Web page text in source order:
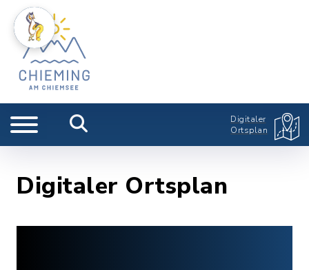
Digitaler
Ortsplan
Digitaler Ortsplan